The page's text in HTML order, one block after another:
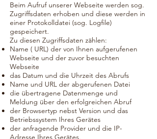
Beim Aufruf unserer Webseite werden sog.
Zugriffsdaten erhoben und diese werden in
einer Protokolldatei (sog. Logfile)
gespeichert.
Zu diesen Zugriffsdaten zählen:
Name ( URL) der von Ihnen aufgerufenen
Webseite und der zuvor besuchten
Webseite
das Datum und die Uhrzeit des Abrufs
Name und URL der abgerufenen Datei
die übertragene Datenmenge und
Meldung über den erfolgreichen Abruf
der Browsertyp nebst Version und das
Betriebssystem Ihres Gerätes
der anfragende Provider und die IP-
Adresse Ihres Gerätes.